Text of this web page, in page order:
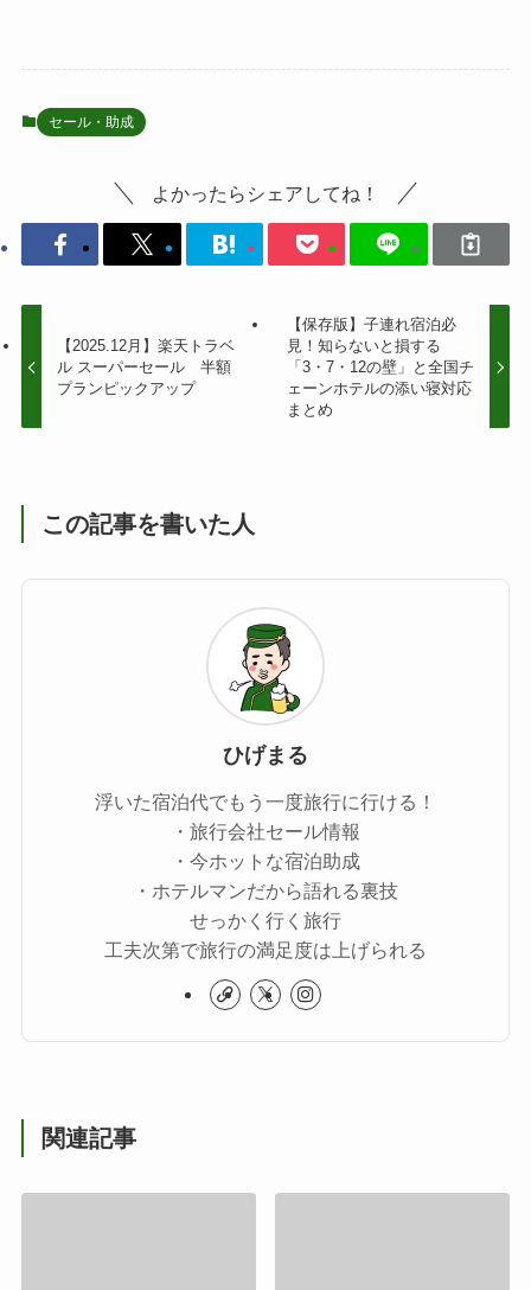
セール・助成
よかったらシェアしてね！
【2025.12月】楽天トラベ
ル スーパーセール 半額
プランピックアップ
【保存版】子連れ宿泊必
見！知らないと損する
「3・7・12の壁」と全国チ
ェーンホテルの添い寝対応
まとめ
この記事を書いた人
ひげまる
浮いた宿泊代でもう一度旅行に行ける！
・旅行会社セール情報
・今ホットな宿泊助成
・ホテルマンだから語れる裏技
せっかく行く旅行
工夫次第で旅行の満足度は上げられる
関連記事